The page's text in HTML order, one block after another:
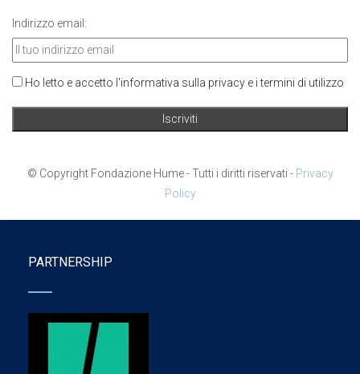
Indirizzo email:
Ho letto e accetto l'informativa sulla privacy e i termini di utilizzo
© Copyright Fondazione Hume - Tutti i diritti riservati - Privacy
Policy
PARTNERSHIP